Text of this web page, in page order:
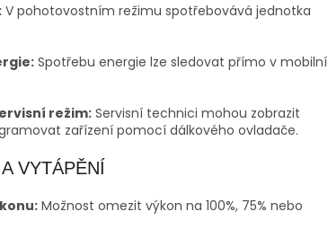
V pohotovostním režimu spotřebovává jednotka
Spotřebu energie lze sledovat přímo v mobilní
režim: Servisní technici mohou zobrazit
zařízení pomocí dálkového ovladače.
VYTÁPĚNÍ
Možnost omezit výkon na 100%, 75% nebo